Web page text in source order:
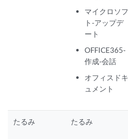
マイクロソフ
ト-アップデ
ート
OFFICE365-
作成-会話
オフィスドキ
ュメント
たるみ たるみ